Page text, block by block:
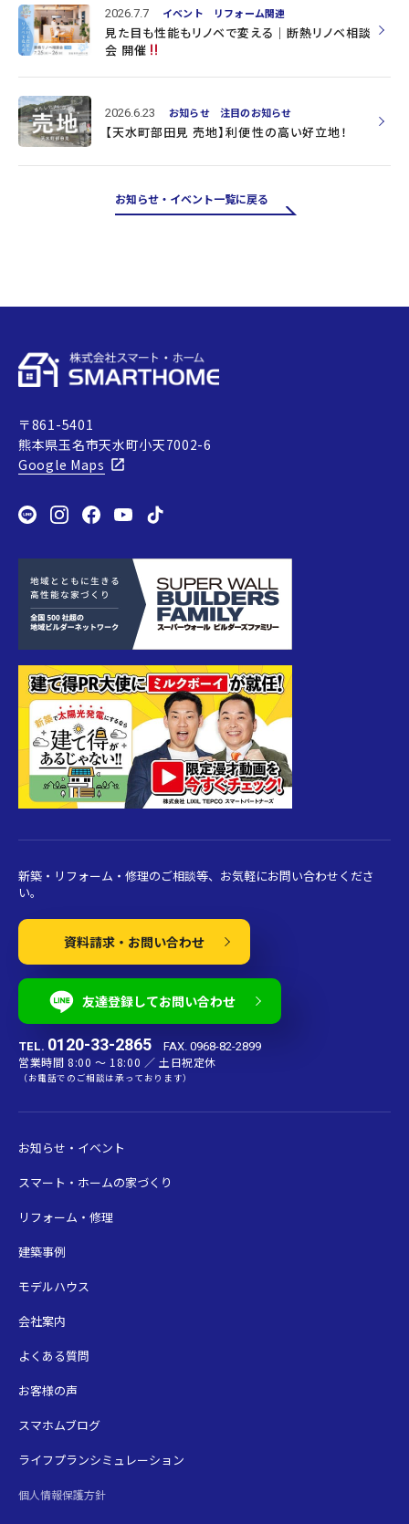
2026.7.7 イベント リフォーム関連
見た目も性能もリノベで変える｜断熱リノベ相談
会 開催
2026.6.23 お知らせ 注目のお知らせ
【天水町部田見 売地】利便性の高い好立地！
お知らせ・イベント一覧に戻る
〒861-5401
熊本県玉名市天水町小天7002-6
Google Maps
新築・リフォーム・修理のご相談等、お気軽にお問い合わせくださ
い。
資料請求・お問い合わせ
友達登録してお問い合わせ
TEL. 0120-33-2865 FAX. 0968-82-2899
営業時間 8:00 〜 18:00 ／ 土日祝定休
（お電話でのご相談は承っております）
お知らせ・イベント
スマート・ホームの家づくり
リフォーム・修理
建築事例
モデルハウス
会社案内
よくある質問
お客様の声
スマホムブログ
ライフプランシミュレーション
個人情報保護方針